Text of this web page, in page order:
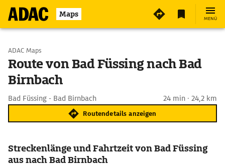
Maps MENÜ
Start wählen
Ziel eingeben
ADAC Maps
Route von Bad Füssing nach Bad
Birnbach
Bad Füssing - Bad Birnbach 24 min · 24,2 km
Routendetails anzeigen
Streckenlänge und Fahrtzeit von Bad Füssing
aus nach Bad Birnbach